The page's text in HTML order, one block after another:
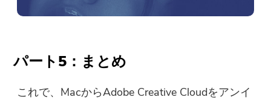
パート5：まとめ
これで、MacからAdobe Creative Cloudをアンイ